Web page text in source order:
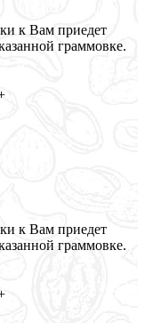
к Вам приедет
граммовке.
к Вам приедет
граммовке.